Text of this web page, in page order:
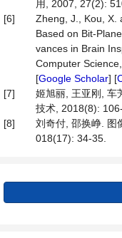
用, 2007, 27(2):
[6]
Zheng, J., Kou, X.
Based on Bit-
vances in Brain
Computer
[Google Scholar] [
[7]
姬旭丽, 王亚刚, 车
技术, 2018(8):
[8]
刘奇付, 邵换峥. 图
018(17): 34-35.